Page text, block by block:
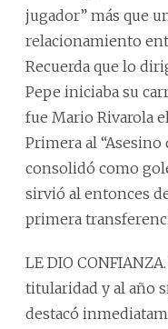
jugador” más que
relacionamiento
Recuerda que lo
Pepe iniciaba su
fue Mario Rivarola
Primera al “Asesino
consolidó como
sirvió al entonces
primera
LE DIO
titularidad y al año
destacó